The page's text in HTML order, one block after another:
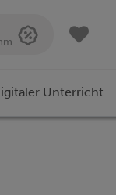
Unterricht